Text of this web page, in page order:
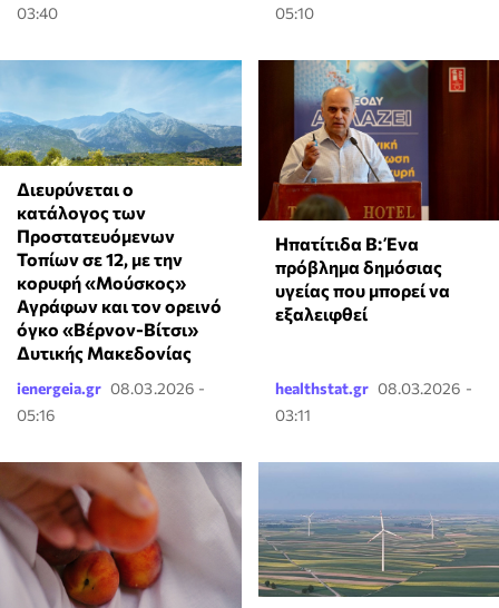
03:40
05:10
Διευρύνεται ο
κατάλογος των
Προστατευόμενων
Τοπίων σε 12, με την
κορυφή «Μούσκος»
Αγράφων και τον ορεινό
όγκο «Βέρνον-Βίτσι»
Δυτικής Μακεδονίας
ienergeia.gr 08.03.2026 -
05:16
Ηπατίτιδα Β: Ένα
πρόβλημα δημόσιας
υγείας που μπορεί να
εξαλειφθεί
healthstat.gr 08.03.2026 -
03:11